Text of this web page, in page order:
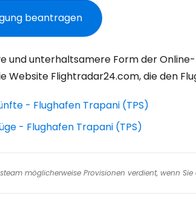
beantragen
und unterhaltsamere Form der
Website Flightradar24.com, die den
- Flughafen Trapani (TPS)
- Flughafen Trapani (TPS)
möglicherweise Provisionen verdient, wenn Sie